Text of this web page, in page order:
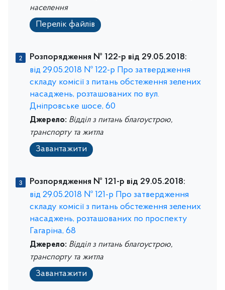
населення
Перелік файлів
Розпорядження № 122-р від 29.05.2018:
від 29.05.2018 № 122-р Про затвердження
складу комісії з питань обстеження зелених
насаджень, розташованих по вул.
Дніпровське шосе, 60
Джерело: Відділ з питань благоустрою,
транспорту та житла
Завантажити
Розпорядження № 121-р від 29.05.2018:
від 29.05.2018 № 121-р Про затвердження
складу комісії з питань обстеження зелених
насаджень, розташованих по проспекту
Гагаріна, 68
Джерело: Відділ з питань благоустрою,
транспорту та житла
Завантажити